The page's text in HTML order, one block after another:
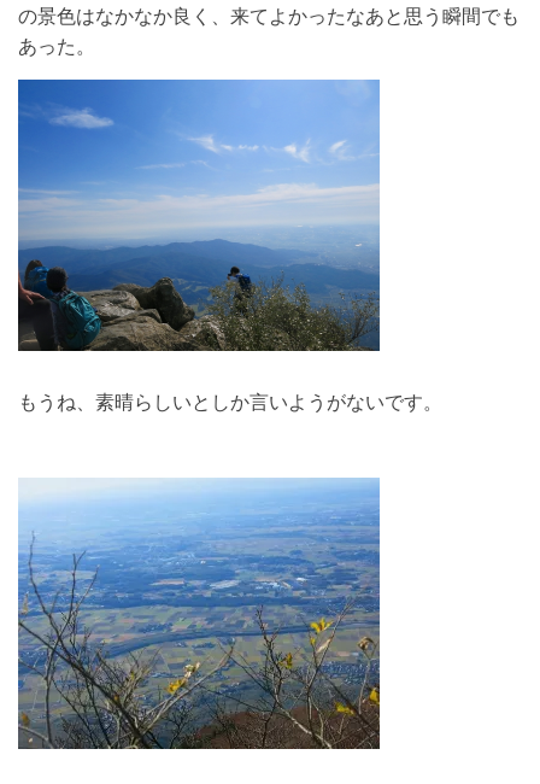
の景色はなかなか良く、来てよかったなあと思う瞬間でも
あった。
もうね、素晴らしいとしか言いようがないです。